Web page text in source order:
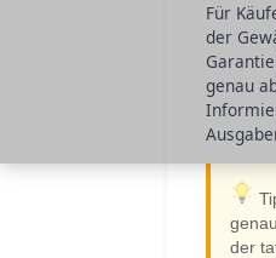
Für
der
genau
der